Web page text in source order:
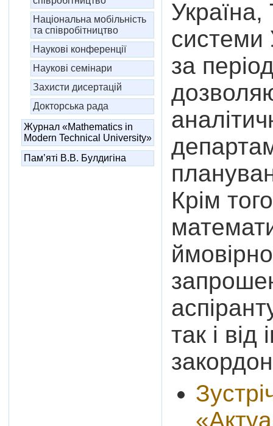
Національна мобільність
та співробітництво
Наукові конференції
Наукові семінари
Захисти дисертацій
Докторська рада
Журнал «Mathematics in
Modern Technical University»
Пам’яті В.В. Булдигіна
Україна,
системи
за
Крім
так і від